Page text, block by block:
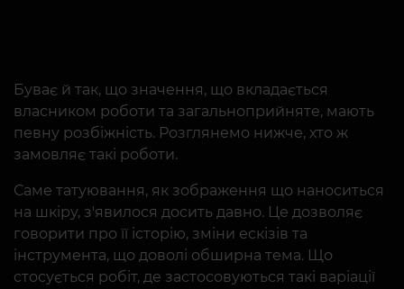
Буває й так, що значення, що вкладається
власником роботи та загальноприйняте, мають
певну розбіжність. Розглянемо нижче, хто ж
замовляє такі роботи.
Саме татуювання, як зображення що наноситься
на шкіру, з'явилося досить давно. Це дозволяє
говорити про її історію, зміни ескізів та
інструмента, що доволі обширна тема. Що
стосується робіт, де застосовуються такі варіації